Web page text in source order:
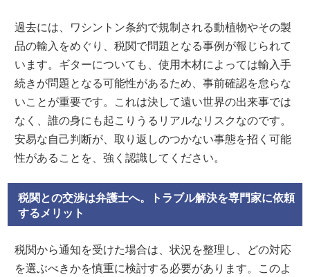
過去には、ワシントン条約で規制される動植物やその製
品の輸入をめぐり、税関で問題となる事例が報じられて
います。ギターについても、使用木材によっては輸入手
続きが問題となる可能性があるため、事前確認を怠らな
いことが重要です。これは決して遠い世界の出来事では
なく、誰の身にも起こりうるリアルなリスクなのです。
安易な自己判断が、取り返しのつかない事態を招く可能
性があることを、強く認識してください。
税関との交渉は弁護士へ。トラブル解決を専門家に依頼
するメリット
税関から通知を受けた場合は、状況を整理し、どの対応
を選ぶべきかを慎重に検討する必要があります。このよ